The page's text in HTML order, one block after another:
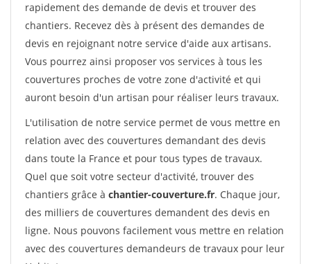
rapidement des demande de devis et trouver des
chantiers. Recevez dès à présent des demandes de
devis en rejoignant notre service d'aide aux artisans.
Vous pourrez ainsi proposer vos services à tous les
couvertures proches de votre zone d'activité et qui
auront besoin d'un artisan pour réaliser leurs travaux.
L'utilisation de notre service permet de vous mettre en
relation avec des couvertures demandant des devis
dans toute la France et pour tous types de travaux.
Quel que soit votre secteur d'activité, trouver des
chantiers grâce à chantier-couverture.fr. Chaque jour,
des milliers de couvertures demandent des devis en
ligne. Nous pouvons facilement vous mettre en relation
avec des couvertures demandeurs de travaux pour leur